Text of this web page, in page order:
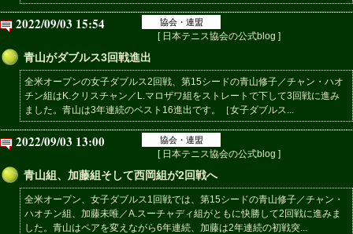
2022/09/03 15:54 協会・連盟
[ 日本テニス協会の公式blog ]
青山がダブルス3回戦進出
全米オープンの女子ダブルス2回戦、第15シードの青山修子／チャン・ハオ
チン組はK.クリスチャン／L.マロザワ組をストレートで下して3回戦に進み
ました。青山は3年連続のベスト16進出です。［女子ダブルス...
2022/09/03 13:00 協会・連盟
[ 日本テニス協会の公式blog ]
青山組、加藤組そして西岡組が2回戦へ
全米オープン、女子ダブルス1回戦では、第15シードの青山修子／チャン・
ハオチン組、加藤未唯／A.スーチャディ組がともに快勝して2回戦に進みま
した。青山はペアを変えながら6年連続、加藤は2年連続の初戦突...